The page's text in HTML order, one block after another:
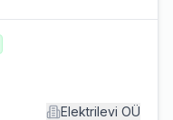
Elektrilevi OÜ